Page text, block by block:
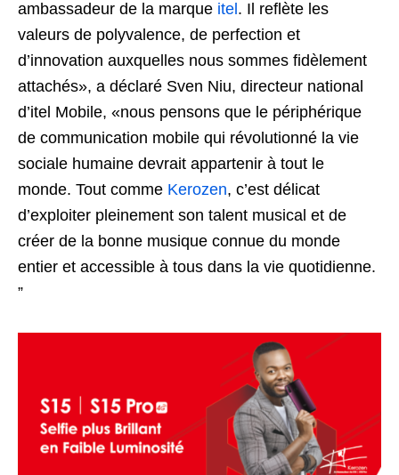
ambassadeur de la marque itel . Il reflète les
valeurs de polyvalence, de perfection et
d’innovation auxquelles nous sommes fidèlement
attachés», a déclaré Sven Niu, directeur national
d’itel Mobile, «nous pensons que le périphérique
de communication mobile qui révolutionné la vie
sociale humaine devrait appartenir à tout le
monde. Tout comme Kerozen, c’est délicat
d’exploiter pleinement son talent musical et de
créer de la bonne musique connue du monde
entier et accessible à tous dans la vie quotidienne.
”